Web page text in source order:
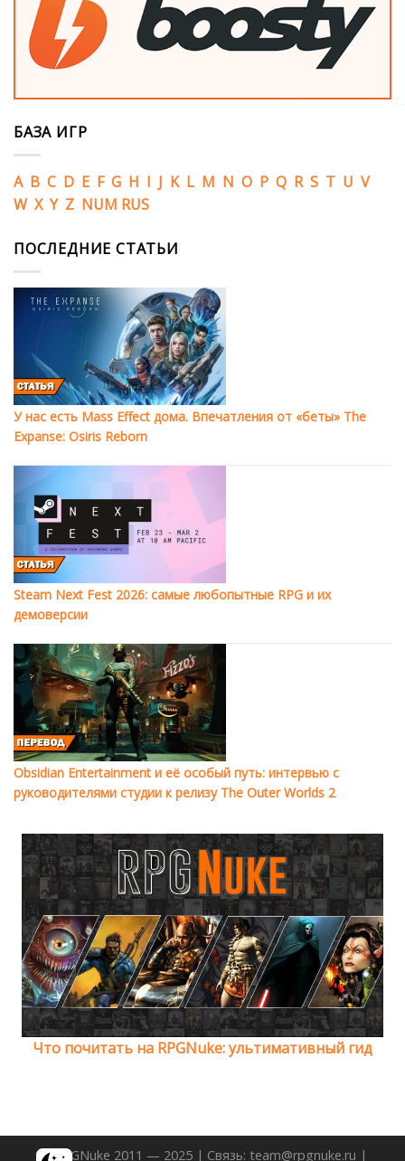
БАЗА ИГР
A B C D E F G H I J K L M N O P Q R S T U V
W X Y Z NUM RUS
ПОСЛЕДНИЕ СТАТЬИ
У нас есть Mass Effect дома. Впечатления от «беты» The
Expanse: Osiris Reborn
Steam Next Fest 2026: самые любопытные RPG и их
демоверсии
Obsidian Entertainment и её особый путь: интервью с
руководителями студии к релизу The Outer Worlds 2
Что почитать на RPGNuke: ультимативный гид
© RPGNuke 2011 — 2025 | Связь: team@rpgnuke.ru |